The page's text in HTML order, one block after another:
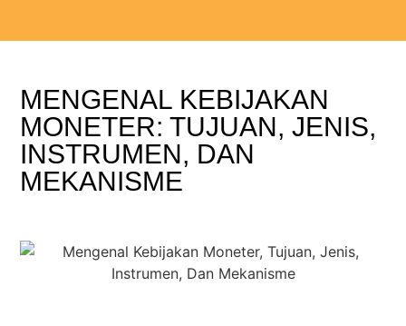
MENGENAL KEBIJAKAN
MONETER: TUJUAN, JENIS,
INSTRUMEN, DAN
MEKANISME